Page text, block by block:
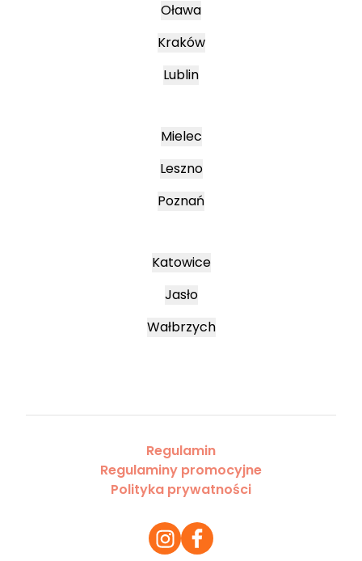
Oława
Kraków
Lublin
Mielec
Leszno
Poznań
Katowice
Jasło
Wałbrzych
Regulamin
Regulaminy promocyjne
Polityka prywatności